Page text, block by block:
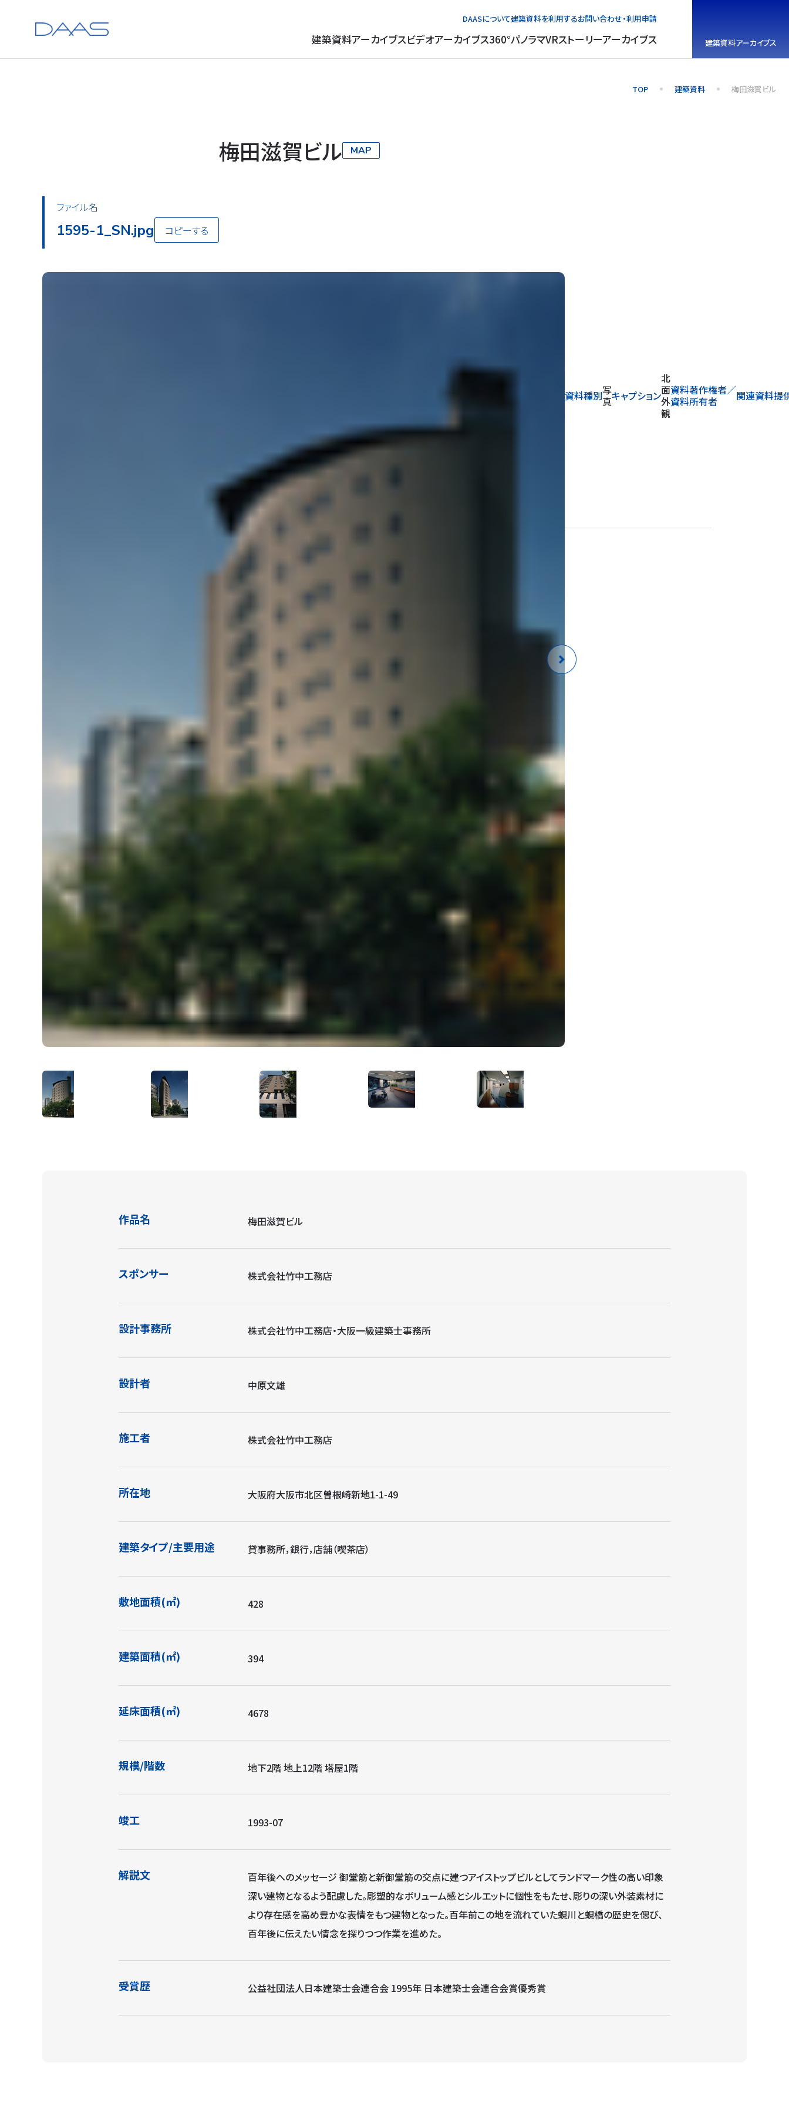
DAASについて建築資料を利用するお問い合わせ・利用申請
建築資料アーカイブスビデオアーカイブス360°パノラマVRストーリーアーカイブス 建築資料アーカイブス
TOP 建築資料 梅田滋賀ビル
梅田滋賀ビル MAP
ファイル名
1595-2_SN.jpg コピーする
資料種別写
真キャプション
東
面
外
観
資料著作権者／
資料所有者
関連資料提
作品名 梅田滋賀ビル
スポンサー 株式会社竹中工務店
設計事務所 株式会社竹中工務店・大阪一級建築士事務所
設計者 中原文雄
施工者 株式会社竹中工務店
所在地 大阪府大阪市北区曽根崎新地1-1-49
建築タイプ/主要用途 貸事務所，銀行，店舗（喫茶店）
敷地面積(㎡) 428
建築面積(㎡) 394
延床面積(㎡) 4678
規模/階数 地下2階 地上12階 塔屋1階
竣工 1993-07
解説文
百年後へのメッセージ 御堂筋と新御堂筋の交点に建つアイストップビルとしてランドマーク性の高い印象
深い建物となるよう配慮した。彫塑的なボリューム感とシルエットに個性をもたせ、彫りの深い外装素材に
より存在感を高め豊かな表情をもつ建物となった。百年前この地を流れていた蜆川と蜆橋の歴史を偲び、
百年後に伝えたい情念を探りつつ作業を進めた。
受賞歴 公益社団法人日本建築士会連合会 1995年 日本建築士会連合会賞優秀賞